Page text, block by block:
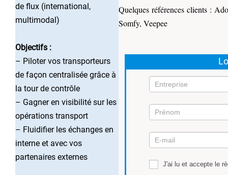
de flux (international,
multimodal)
Objectifs :
– Piloter vos transporteurs
de façon centralisée grâce à
la tour de contrôle
– Gagner en visibilité sur les
opérations transport
– Fluidifier les échanges en
interne et avec vos
partenaires externes
Quelques références clients :
Somfy, Veepee
J'ai lu et accepte le